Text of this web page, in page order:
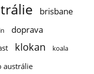
brisbane
doprava
klokan koala
austrálie